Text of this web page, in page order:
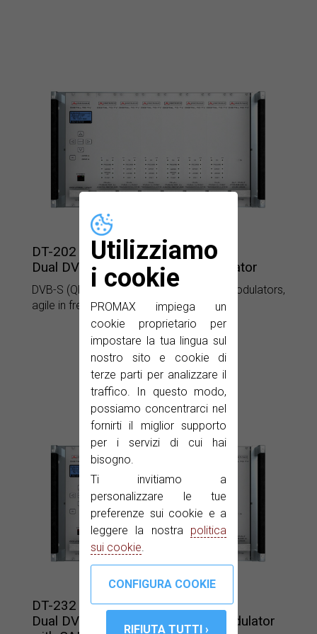
Utilizziamo
i cookie
PROMAX impiega un
cookie proprietario per
impostare la tua lingua sul
nostro sito e cookie di
terze parti per analizzare il
traffico. In questo modo,
possiamo concentrarci nel
fornirti il miglior supporto
per i servizi di cui hai
bisogno.
Ti invitiamo a
personalizzare le tue
preferenze sui cookie e a
leggere la nostra politica
sui cookie.
DT-202
Dual DVB-S to DVB-T Transmodulator
DVB-S (QPSK) to DVB-T (COFDM) transmodulators,
agile in frequency and output level.
DT-232
Dual DVB-S/S2 to DVB-T transmodulator